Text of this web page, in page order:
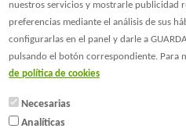
nuestros servicios y mostrarle publicidad
preferencias mediante el análisis de sus
configurarlas en el panel y darle a
pulsando el botón correspondiente. Para
de política de cookies
Necesarias
Analíticas